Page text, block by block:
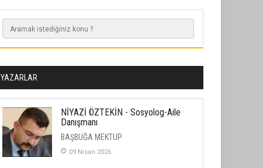
YAZARLAR
NİYAZİ ÖZTEKİN - Sosyolog-Aile
Danışmanı
BAŞBUĞA MEKTUP
09 Nisan 2026